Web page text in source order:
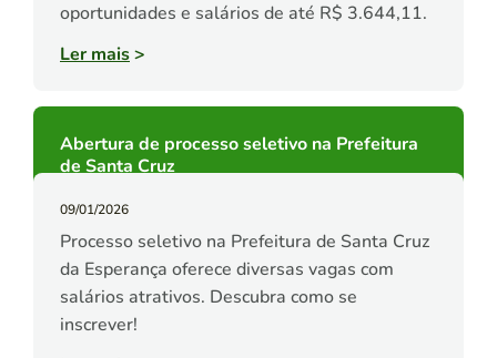
oportunidades e salários de até R$ 3.644,11.
Ler mais>
Abertura de processo seletivo na Prefeitura
de Santa Cruz
09/01/2026
Processo seletivo na Prefeitura de Santa Cruz
da Esperança oferece diversas vagas com
salários atrativos. Descubra como se
inscrever!